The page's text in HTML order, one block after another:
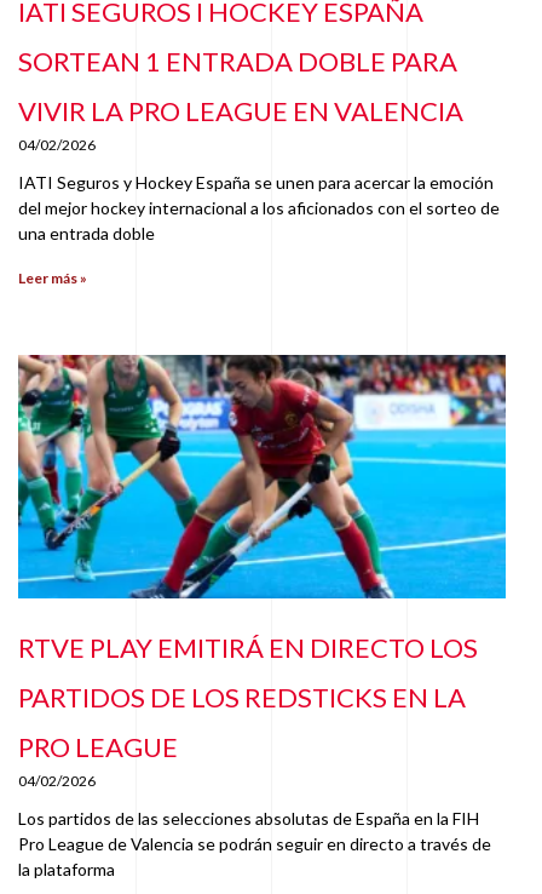
IATI SEGUROS I HOCKEY ESPAÑA
SORTEAN 1 ENTRADA DOBLE PARA
VIVIR LA PRO LEAGUE EN VALENCIA
04/02/2026
IATI Seguros y Hockey España se unen para acercar la emoción
del mejor hockey internacional a los aficionados con el sorteo de
una entrada doble
Leer más »
RTVE PLAY EMITIRÁ EN DIRECTO LOS
PARTIDOS DE LOS REDSTICKS EN LA
PRO LEAGUE
04/02/2026
Los partidos de las selecciones absolutas de España en la FIH
Pro League de Valencia se podrán seguir en directo a través de
la plataforma